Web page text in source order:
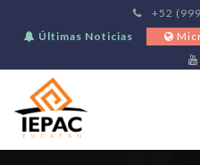
+52
Últimas Noticias